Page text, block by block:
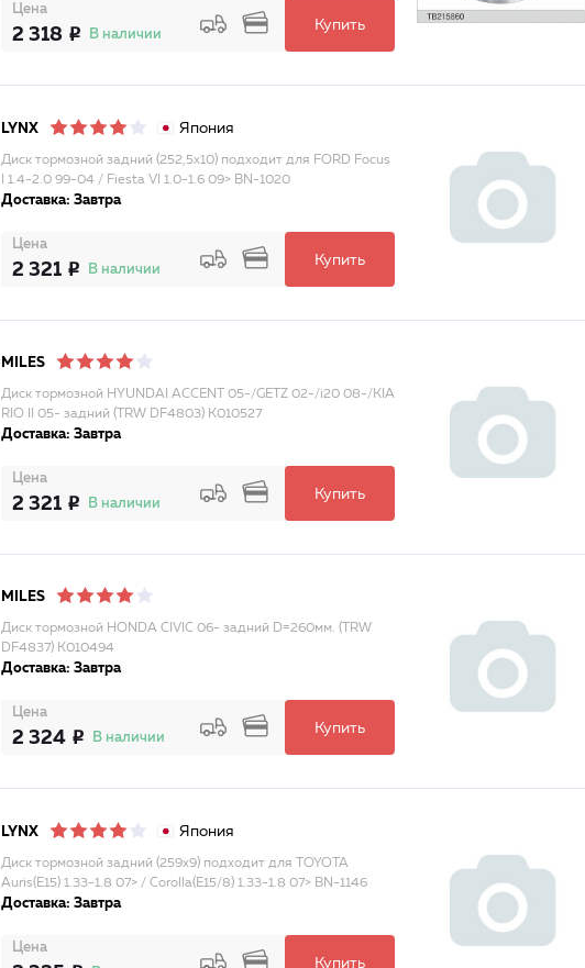
Цена
2 318 В наличии
Купить
LYNX Япония
Диск тормозной задний (252,5x10) подходит для FORD Focus
I 1.4-2.0 99-04 / Fiesta VI 1.0-1.6 09> BN-1020
Доставка: Завтра
Цена
2 321 В наличии
Купить
MILES
Диск тормозной HYUNDAI ACCENT 05-/GETZ 02-/i20 08-/KIA
RIO II 05- задний (TRW DF4803) K010527
Доставка: Завтра
Цена
2 321 В наличии
Купить
MILES
Диск тормозной HONDA CIVIC 06- задний D=260мм. (TRW
DF4837) K010494
Доставка: Завтра
Цена
2 324 В наличии
Купить
LYNX Япония
Диск тормозной задний (259x9) подходит для TOYOTA
Auris(E15) 1.33-1.8 07> / Corolla(E15/8) 1.33-1.8 07> BN-1146
Доставка: Завтра
Цена
Купить